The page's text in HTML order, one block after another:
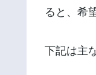
ると、希
下記は主